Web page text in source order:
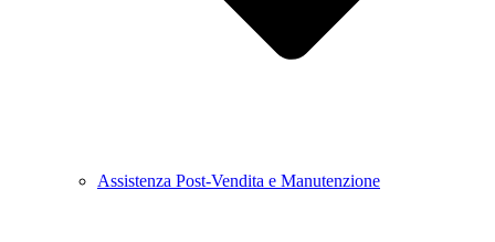
Assistenza Post-Vendita e Manutenzione